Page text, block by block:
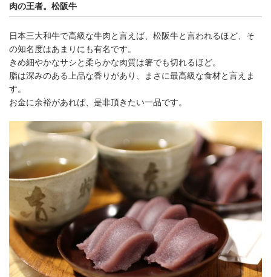
肉の王者。松阪牛
日本三大和牛で高級な牛肉と言えば、松阪牛と言われるほど、そ
の知名度はあまりにも有名です。
きめ細やかなサシと柔らかな肉質は箸でも切れるほど。
脂は深みのある上品な香りがあり、まさに最高級な食材と言えま
す。
お金に余裕があれば、是非頂きたい一品です。